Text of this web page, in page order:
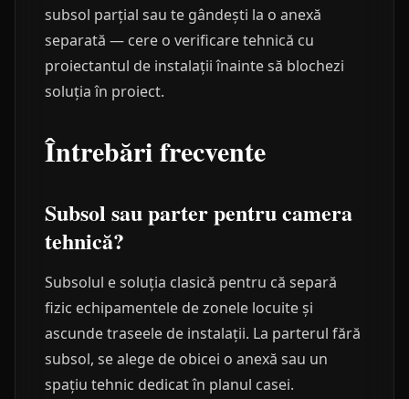
subsol parțial sau te gândești la o anexă
separată — cere o verificare tehnică cu
proiectantul de instalații înainte să blochezi
soluția în proiect.
Întrebări frecvente
Subsol sau parter pentru camera
tehnică?
Subsolul e soluția clasică pentru că separă
fizic echipamentele de zonele locuite și
ascunde traseele de instalații. La parterul fără
subsol, se alege de obicei o anexă sau un
spațiu tehnic dedicat în planul casei.